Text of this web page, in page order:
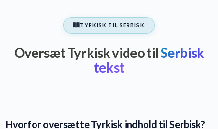
TYRKISK TIL SERBISK
Oversæt Tyrkisk video tilSerbisk
tekst
Hvorfor oversætte Tyrkisk indhold til Serbisk?